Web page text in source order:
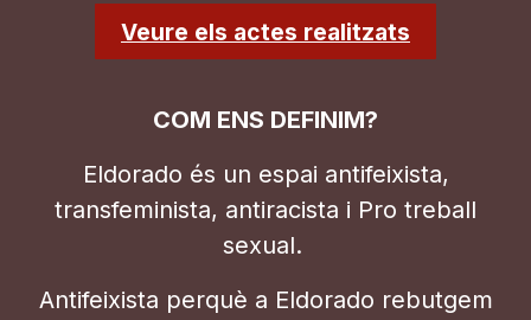
Veure els actes realitzats
COM ENS DEFINIM?
Eldorado és un espai antifeixista,
transfeminista, antiracista i Pro treball
sexual.
Antifeixista perquè a Eldorado rebutgem